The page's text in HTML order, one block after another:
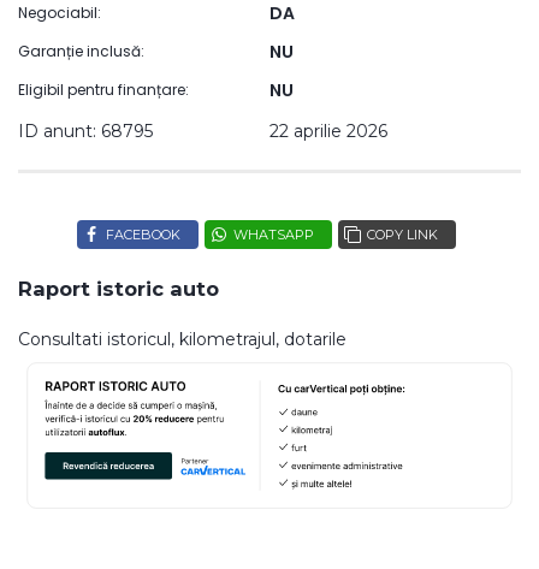
Negociabil: DA
Garanție inclusă: NU
Eligibil pentru finanțare: NU
ID anunt: 68795 22 aprilie 2026
FACEBOOK WHATSAPP COPY LINK
Raport istoric auto
Consultati istoricul, kilometrajul, dotarile